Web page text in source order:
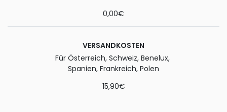
0,00€
VERSANDKOSTEN
Für Österreich, Schweiz, Benelux,
Spanien, Frankreich, Polen
15,90€